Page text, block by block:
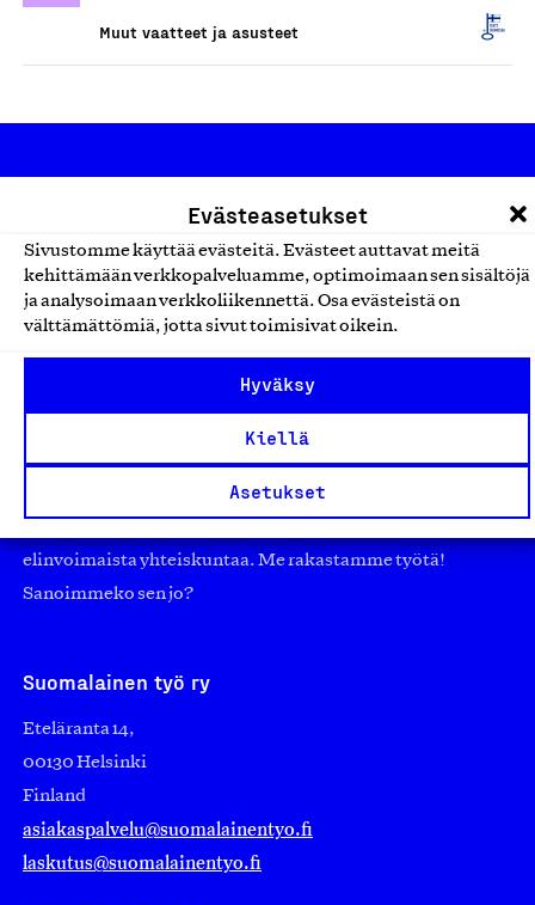
Evästeasetukset
Sivustomme käyttää evästeitä. Evästeet auttavat meitä
kehittämään verkkopalveluamme, optimoimaan sen sisältöjä
ja analysoimaan verkkoliikennettä. Osa evästeistä on
välttämättömiä, jotta sivut toimisivat oikein.
Hyväksy
Kiellä
Asetukset
Muut vaatteet ja asusteet
Olemme jäsentemme omistama puolueeton,
työmarkkinajärjestöistä riippumaton yhdistys.
Jäseninämme on koko suomalaisen yhteiskunnan kirjo
pienistä pajoista ja yhteisöistä kansainvälisiin
edistämään suomalaista työtä ja teollisuutta sekä
nostamaan ylpeyttä kotimaisesta osaamisesta. Uskomme
elinvoimaista yhteiskuntaa. Me rakastamme työtä!
Sanoimmeko sen jo?
Suomalainen työ ry
Eteläranta 14,
00130 Helsinki
Finland
asiakaspalvelu@suomalainentyo.fi
laskutus@suomalainentyo.fi